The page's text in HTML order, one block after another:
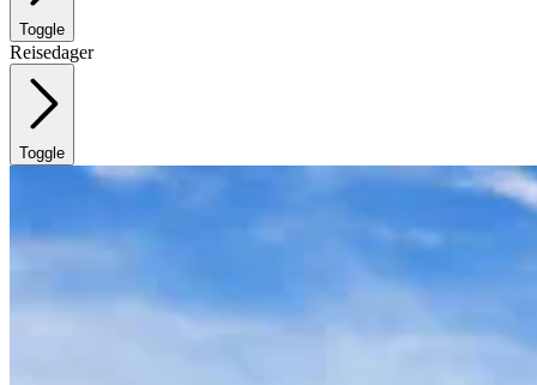
Toggle
Reisedager
Toggle